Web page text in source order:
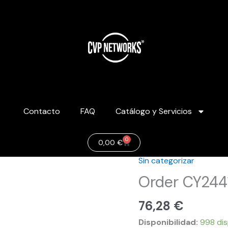
Contacto FAQ Catálogo y Servicios
0,00 € 0
Carrito
Sin categorizar
Order
76,28 €
Disponibilidad: 998
Order
CY24413
cantidad